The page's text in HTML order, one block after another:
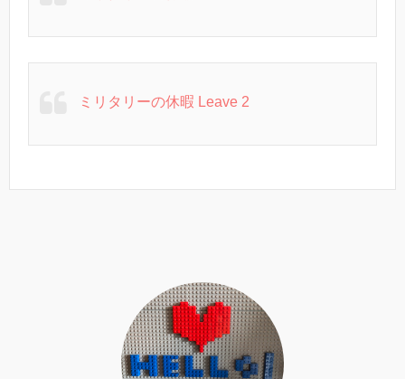
ミリタリーの休暇 Leave 2